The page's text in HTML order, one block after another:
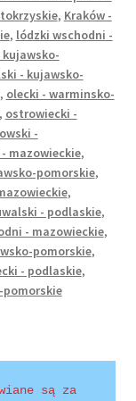
, Kraków -
, lódzki wschodni -
- kujawsko-
, olecki - warminsko-
ostrowiecki -
-
mazowieckie,
pomorskie,
,
- podlaskie,
- mazowieckie,
pomorskie,
- podlaskie,
są za